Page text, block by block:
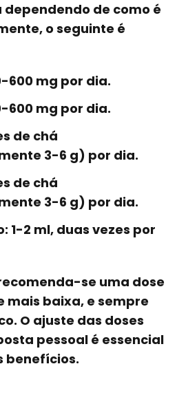
dependendo de como é
o seguinte é
600 mg por dia.
600 mg por dia.
de chá
3-6 g) por dia.
de chá
3-6 g) por dia.
1-2 ml, duas vezes por
se uma dose
baixa, e sempre
O ajuste das doses
pessoal é essencial
benefícios.